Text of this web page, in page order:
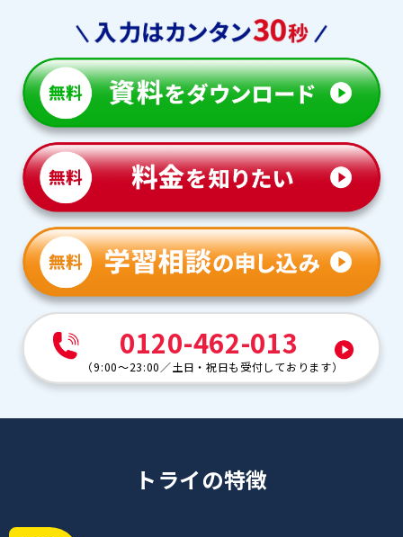
0120-462-013
（9:00～23:00 ／土日・祝日も受付しております）
トライの特徴